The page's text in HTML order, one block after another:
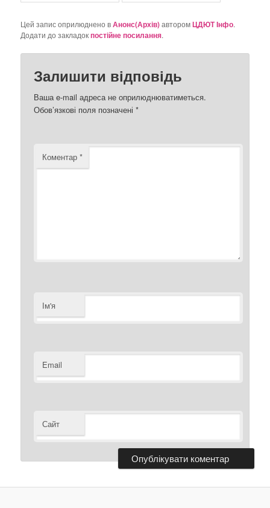
Цей запис оприлюднено вАнонс(Архів)авторомЦДЮТ Інфо.
Додати до закладокпостійне посилання.
Залишити відповідь
Ваша e-mail адреса не оприлюднюватиметься.
Обов’язкові поля позначені*
Коментар*
Ім'я
Email
Сайт